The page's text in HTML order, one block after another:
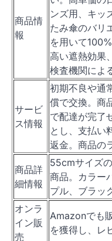
商品情
報
ンズ用、キッ
たみ傘のバリ
を用いて
高い遮熱効果
検査機関によ
サービ
ス情報
初期不良や通
償で交換。商
で配達が完了
とし、支払い
返金。商品の
商品詳
細情報
55cmサイズ
商品。カラー
プル、ブラッ
オンラ
イン販
売
Amazonでも
を獲得し、レ